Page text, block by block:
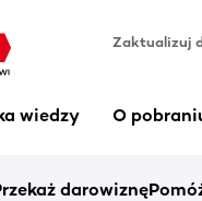
Zaktualizuj
wiedzy O
darowiznę